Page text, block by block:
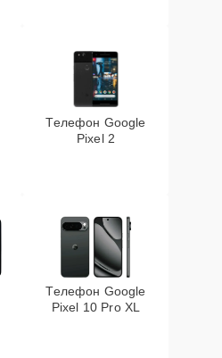
Телефон Google
Pixel 2
Телефон Google
Pixel 10 Pro XL